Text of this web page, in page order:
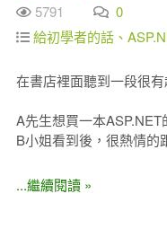
5791
0
給初學者的話、
在書店裡面聽到一段很有
A先生想買一本ASP.NET
B小姐看到後，很熱情的
...繼續閱讀 »